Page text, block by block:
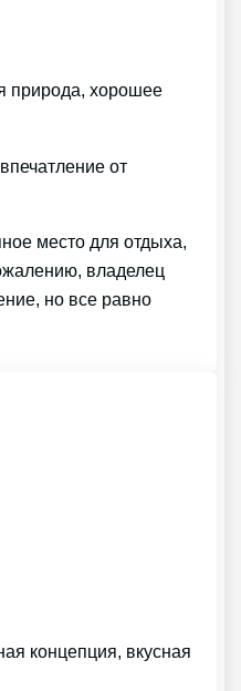
природа, хорошее
от
место для отдыха,
владелец
но все равно
концепция, вкусная